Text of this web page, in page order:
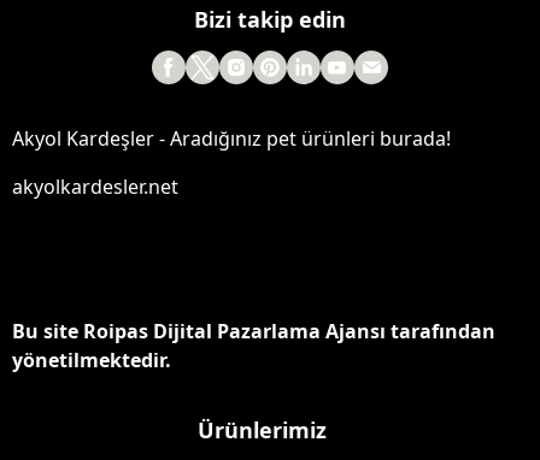
Bizi takip edin
Akyol Kardeşler - Aradığınız pet ürünleri burada!
akyolkardesler.net
Bu site Roipas Dijital Pazarlama Ajansı tarafından
yönetilmektedir.
Ürünlerimiz